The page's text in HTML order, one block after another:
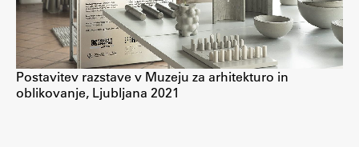
ŠIS (SI)
ŠIS (EN)
Postavitev razstave v Muzeju za arhitekturo in
oblikovanje, Ljubljana 2021